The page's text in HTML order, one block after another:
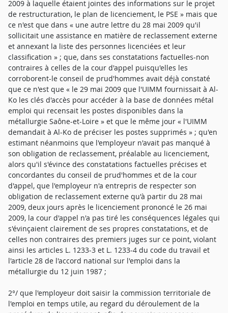
2009 à laquelle étaient jointes des informations sur le projet
de restructuration, le plan de licenciement, le PSE » mais que
ce n'est que dans « une autre lettre du 28 mai 2009 qu'il
sollicitait une assistance en matière de reclassement externe
et annexant la liste des personnes licenciées et leur
classification » ; que, dans ses constatations factuelles-non
contraires à celles de la cour d'appel puisqu'elles les
corroborent-le conseil de prud'hommes avait déjà constaté
que ce n'est que « le 29 mai 2009 que l'UIMM fournissait à Al-
Ko les clés d'accès pour accéder à la base de données métal
emploi qui recensait les postes disponibles dans la
métallurgie Saône-et-Loire » et que le même jour « l'UIMM
demandait à Al-Ko de préciser les postes supprimés » ; qu'en
estimant néanmoins que l'employeur n'avait pas manqué à
son obligation de reclassement, préalable au licenciement,
alors qu'il s'évince des constatations factuelles précises et
concordantes du conseil de prud'hommes et de la cour
d'appel, que l'employeur n'a entrepris de respecter son
obligation de reclassement externe qu'à partir du 28 mai
2009, deux jours après le licenciement prononcé le 26 mai
2009, la cour d'appel n'a pas tiré les conséquences légales qui
s'évinçaient clairement de ses propres constatations, et de
celles non contraires des premiers juges sur ce point, violant
ainsi les articles L. 1233-3 et L. 1233-4 du code du travail et
l'article 28 de l'accord national sur l'emploi dans la
métallurgie du 12 juin 1987 ;
2°/ que l'employeur doit saisir la commission territoriale de
l'emploi en temps utile, au regard du déroulement de la